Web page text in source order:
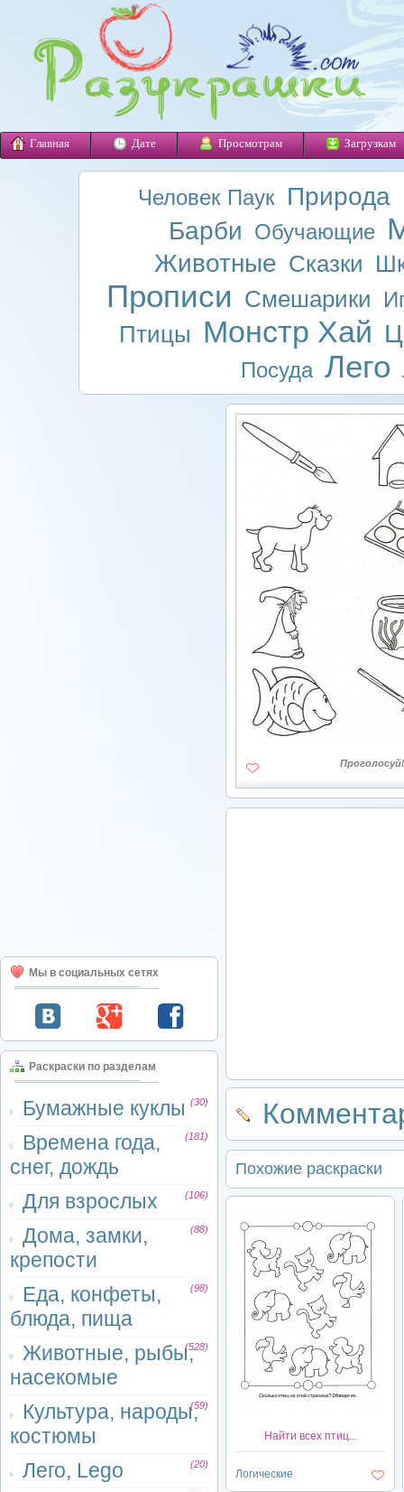
Главная Дате Просмотрам Загрузкам
Человек Паук Природа
Барби Обучающие
Животные Сказки
Прописи Смешарики
Птицы Монстр Хай
Посуда Лего
Мы в социальных сетях
Раскраски по разделам
Бумажные куклы (30)
Времена года,
снег, дождь
(181)
Для взрослых (106)
Дома, замки,
крепости
(88)
Еда, конфеты,
блюда, пища
(98)
Животные, рыбы,
насекомые
(528)
Культура, народы,
костюмы
(59)
Лего, Lego (20)
Проголосуй!
Похожие раскраски
Найти всех птиц...
Логические